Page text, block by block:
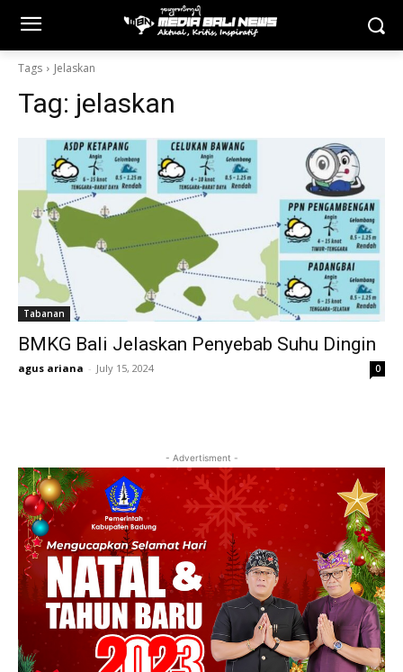
Tags Jelaskan
Tag: jelaskan
Tabanan
BMKG Bali Jelaskan Penyebab Suhu Dingin
agus ariana - July 15, 2024 0
- Advertisment -